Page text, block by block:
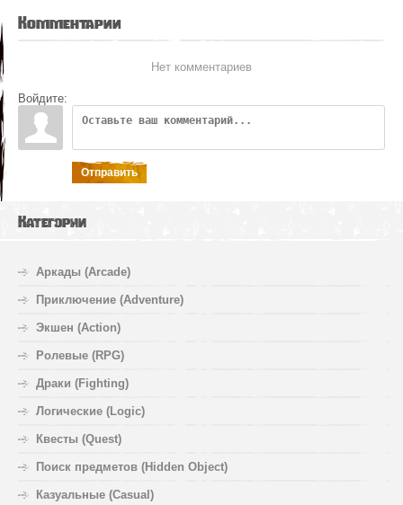
Комментарии
Нет комментариев
Войдите:
Отправить
Категории
Аркады (Arcade)
Приключение (Adventure)
Экшен (Action)
Ролевые (RPG)
Драки (Fighting)
Логические (Logic)
Квесты (Quest)
Поиск предметов (Hidden Object)
Казуальные (Casual)